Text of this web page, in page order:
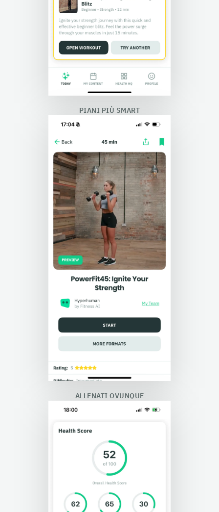
PIANI PIÙ SMART
ALLENATI OVUNQUE